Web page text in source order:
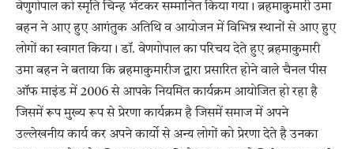
वेणुगोपाल को स्मृति चिन्ह भेंटकर सम्मानित किया गया। ब्रहमाकुमारी उमा
बहन ने आए हुए आगंतुक अतिथि व आयोजन में विभिन्न स्थानों से आए हुए
लोगों का स्वागत किया। डॉ. वेणगोपाल का परिचय देते हुए ब्रहमाकुमारी
उमा बहन ने बताया कि ब्रहमाकुमारीज द्वारा प्रसारित होने वाले चैनल पीस
ऑफ माइंड में 2006 से आपके नियमित कार्यक्रम आयोजित हो रहा है
जिसमें रूप मुख्य रूप से प्रेरणा कार्यक्रम है जिसमें समाज में अपने
उल्लेखनीय कार्य कर अपने कार्यो से अन्य लोगों को प्रेरणा देते है उनका